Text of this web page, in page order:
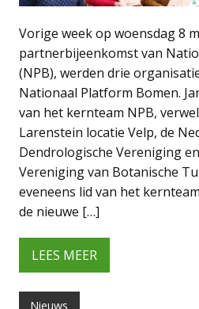
Vorige week op woensdag 8
partnerbijeenkomst van
(NPB), werden drie
Nationaal Platform Bomen.
van het kernteam NPB,
Larenstein locatie Velp, de
Dendrologische Vereniging
Vereniging van Botanische
eveneens lid van het
de nieuwe […]
LEES MEER
Nieuws